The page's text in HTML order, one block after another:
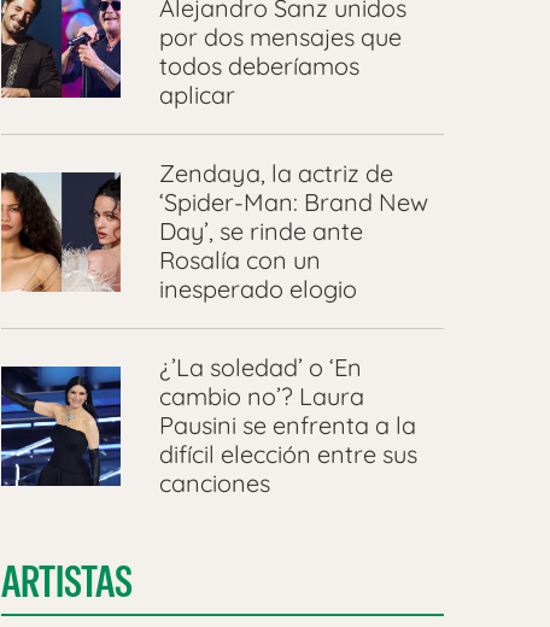
Alejandro Sanz unidos
por dos mensajes que
todos deberíamos
aplicar
Zendaya, la actriz de
‘Spider-Man: Brand New
Day’, se rinde ante
Rosalía con un
inesperado elogio
¿’La soledad’ o ‘En
cambio no’? Laura
Pausini se enfrenta a la
difícil elección entre sus
canciones
ARTISTAS